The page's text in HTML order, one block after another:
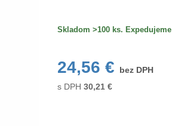
Skladom >100 ks. Expedujeme
24,56 €
bez DPH
s DPH 30,21€